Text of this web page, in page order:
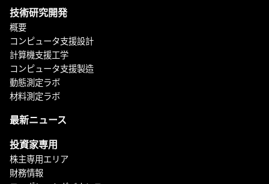
技術研究開発
概要
コンピュータ支援設計
計算機支援工学
コンピュータ支援製造
動態測定ラボ
材料測定ラボ
最新ニュース
投資家専用
株主専用エリア
財務情報